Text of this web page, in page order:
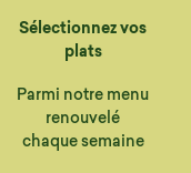
Sélectionnez vos
plats
Parmi notre menu
renouvelé
chaque semaine